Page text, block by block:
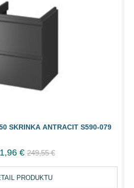
SKRINKA ANTRACIT S590-079
€ 249,55 €
PRODUKTU